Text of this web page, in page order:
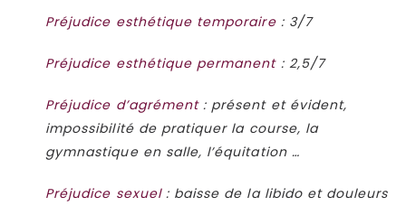
Préjudice esthétique temporaire: 3/7
Préjudice esthétique permanent: 2,5/7
Préjudice d’agrément: présent et évident,
impossibilité de pratiquer la course, la
gymnastique en salle, l’équitation …
Préjudice sexuel: baisse de la libido et douleurs